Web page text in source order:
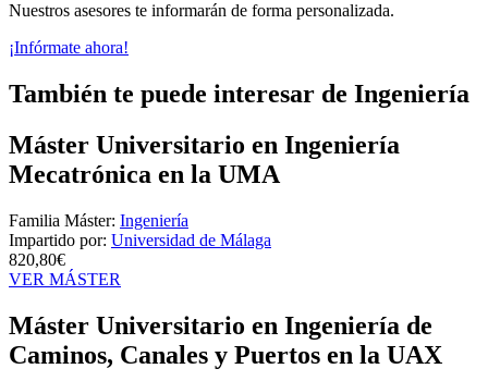
Nuestros asesores te informarán de forma personalizada.
¡Infórmate ahora!
También te puede interesar de Ingeniería
Máster Universitario en Ingeniería
Mecatrónica en la UMA
Familia Máster: Ingeniería
Impartido por: Universidad de Málaga
820,80€
VER MÁSTER
Máster Universitario en Ingeniería de
Caminos, Canales y Puertos en la UAX